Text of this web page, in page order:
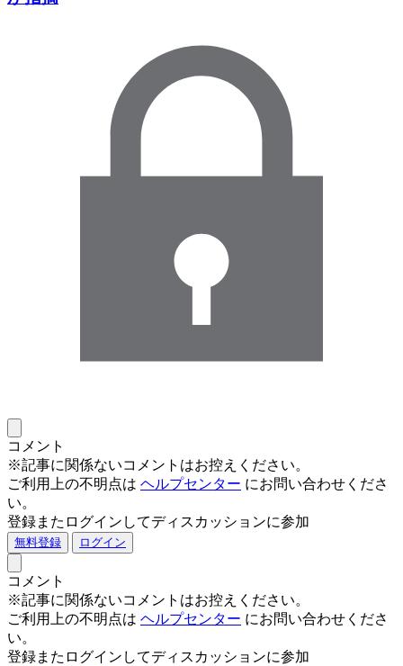
コメント
※記事に関係ないコメントはお控えください。
ご利用上の不明点は ヘルプセンター にお問い合わせくださ
い。
登録またログインしてディスカッションに参加
無料登録 ログイン
コメント
※記事に関係ないコメントはお控えください。
ご利用上の不明点は ヘルプセンター にお問い合わせくださ
い。
登録またログインしてディスカッションに参加